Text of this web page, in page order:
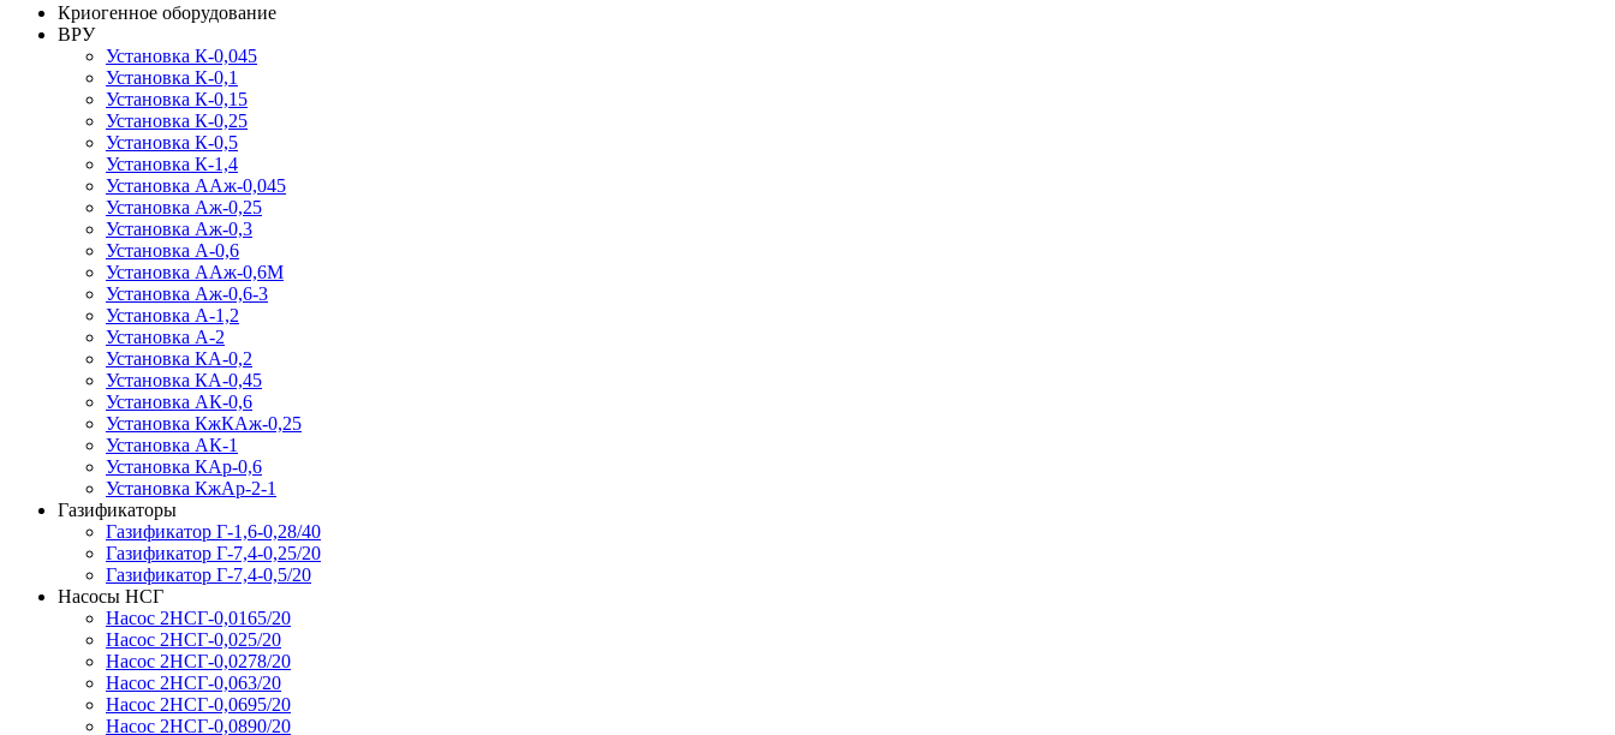
Криогенное оборудование
ВРУ
Установка К-0,045
Установка К-0,1
Установка К-0,15
Установка К-0,25
Установка К-0,5
Установка К-1,4
Установка ААж-0,045
Установка Аж-0,25
Установка Аж-0,3
Установка А-0,6
Установка ААж-0,6М
Установка Аж-0,6-3
Установка А-1,2
Установка А-2
Установка КА-0,2
Установка КА-0,45
Установка АК-0,6
Установка КжКАж-0,25
Установка АК-1
Установка КАр-0,6
Установка КжАр-2-1
Газификаторы
Газификатор Г-1,6-0,28/40
Газификатор Г-7,4-0,25/20
Газификатор Г-7,4-0,5/20
Насосы НСГ
Насос 2НСГ-0,0165/20
Насос 2НСГ-0,025/20
Насос 2НСГ-0,0278/20
Насос 2НСГ-0,063/20
Насос 2НСГ-0,0695/20
Насос 2НСГ-0,0890/20